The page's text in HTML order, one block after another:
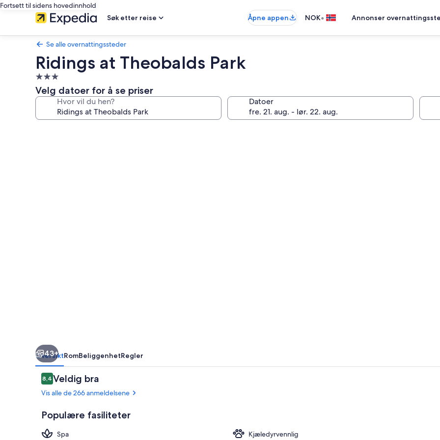
Fortsett til sidens hovedinnhold
Søk etter reise
Åpne appen NOK• Annonser
Se alle overnattingssteder
Ridings at Theobalds Park
Overnattingssted
med
3.0
stjerner
Velg datoer for å se priser
Hvor vil du hen? Datoer
43+
OversiktRomBeliggenhetRegler
Anmeldelser
8,48,4 av 10 –
Veldig bra
Vis alle de 266 anmeldelsene
Populære fasiliteter
Spa
Kjæledyrvennlig